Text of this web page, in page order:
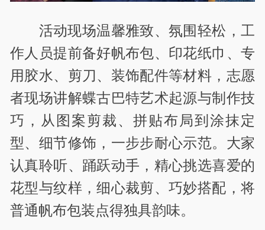
活动现场温馨雅致、氛围轻松，工
作人员提前备好帆布包、印花纸巾、专
用胶水、剪刀、装饰配件等材料，志愿
者现场讲解蝶古巴特艺术起源与制作技
巧，从图案剪裁、拼贴布局到涂抹定
型、细节修饰，一步步耐心示范。大家
认真聆听、踊跃动手，精心挑选喜爱的
花型与纹样，细心裁剪、巧妙搭配，将
普通帆布包装点得独具韵味。